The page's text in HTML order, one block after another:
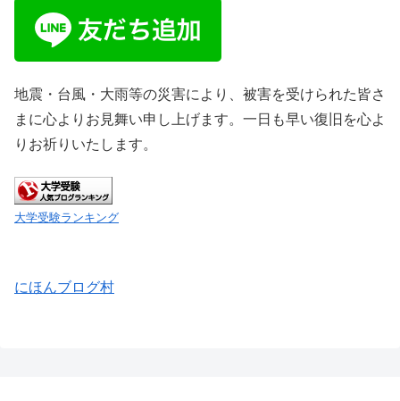
地震・台風・大雨等の災害により、被害を受けられた皆さ
まに心よりお見舞い申し上げます。一日も早い復旧を心よ
りお祈りいたします。
大学受験ランキング
にほんブログ村